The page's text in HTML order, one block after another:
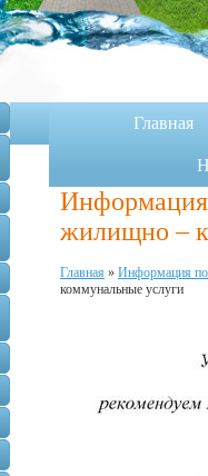
Главная
Информация
жилищно –
Главная » Информация по
коммунальные услуги